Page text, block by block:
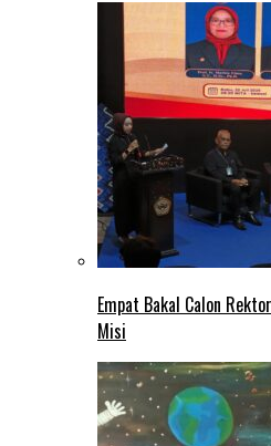
Empat Bakal Calon
Misi